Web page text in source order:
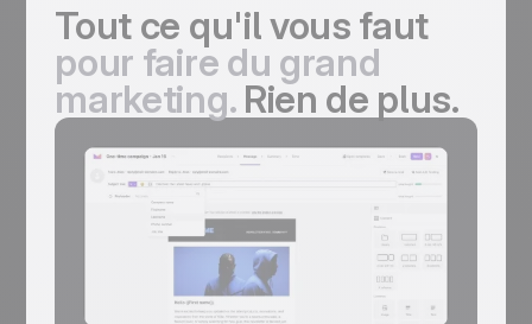
Tout ce qu'il vous faut
pour faire du grand
marketing.Rien de plus.